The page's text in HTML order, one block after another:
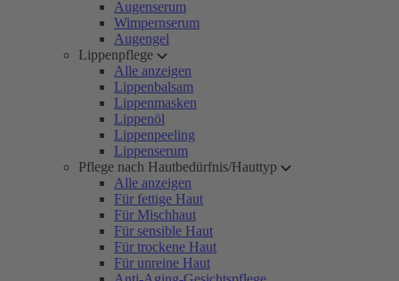
Augenserum
Wimpernserum
Augengel
Lippenpflege
Alle anzeigen
Lippenbalsam
Lippenmasken
Lippenöl
Lippenpeeling
Lippenserum
Pflege nach Hautbedürfnis/Hauttyp
Alle anzeigen
Für fettige Haut
Für Mischhaut
Für sensible Haut
Für trockene Haut
Für unreine Haut